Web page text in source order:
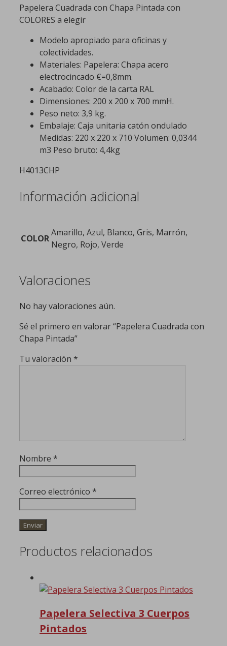
Papelera Cuadrada con Chapa Pintada con
COLORES a elegir
Modelo apropiado para oficinas y
colectividades.
Materiales: Papelera: Chapa acero
electrocincado €=0,8mm.
Acabado: Color de la carta RAL
Dimensiones: 200 x 200 x 700 mmH.
Peso neto: 3,9 kg.
Embalaje: Caja unitaria catón ondulado
Medidas: 220 x 220 x 710 Volumen: 0,0344
m3 Peso bruto: 4,4kg
H4013CHP
Información adicional
COLOR
Amarillo, Azul, Blanco, Gris, Marrón,
Negro, Rojo, Verde
Valoraciones
No hay valoraciones aún.
Sé el primero en valorar “Papelera Cuadrada con
Chapa Pintada”
Tu valoración *
Nombre *
Correo electrónico *
Productos relacionados
Papelera Selectiva 3 Cuerpos
Pintados